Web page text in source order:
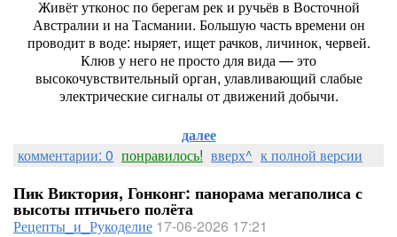
Живётутконоспоберегамреки ручьёв в Восточной
Австралии и наТасмании. Большуючастьвремени он
проводитв воде: ныряет, ищетрачков, личинок, червей.
Клюв унегонепростодлявида— это
высокочувствительный орган, улавливающий слабые
электрическиесигналыотдвижений добычи.
далее
комментарии: 0 понравилось! вверх^ к полной версии
Пик Виктория, Гонконг: панорама мегаполиса с
высоты птичьего полёта
Рецепты_и_Рукоделие 17-06-2026 17:21